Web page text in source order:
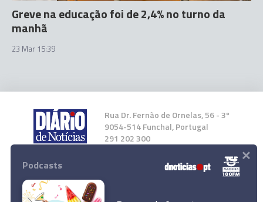
Greve na educação foi de 2,4% no turno da
manhã
23 Mar 15:39
Rua Dr. Fernão de Ornelas, 56 - 3º
9054-514 Funchal, Portugal
291 202 300
Instale a nossa App
Podcasts ×